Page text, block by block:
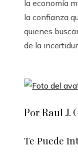
la economía
la confianza
quienes
de la
Por Raul J.
Te Puede